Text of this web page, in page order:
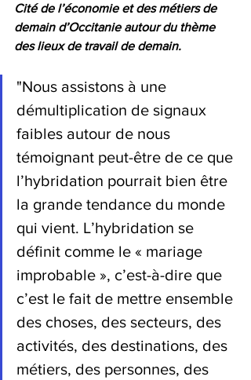
Cité de l’économie et des métiers de
demain d’Occitanie autour du thème
des lieux de travail de demain.
"Nous assistons à une
démultiplication de signaux
faibles autour de nous
témoignant peut-être de ce que
l’hybridation pourrait bien être
la grande tendance du monde
qui vient. L’hybridation se
définit comme le « mariage
improbable », c’est-à-dire que
c’est le fait de mettre ensemble
des choses, des secteurs, des
activités, des destinations, des
métiers, des personnes, des